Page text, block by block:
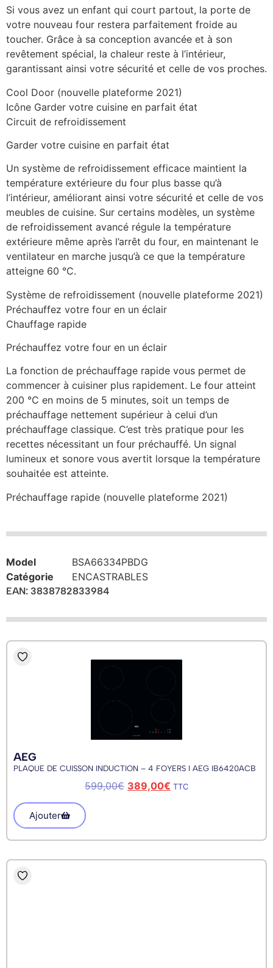
Si vous avez un enfant qui court partout, la porte de
votre nouveau four restera parfaitement froide au
toucher. Grâce à sa conception avancée et à son
revêtement spécial, la chaleur reste à l’intérieur,
garantissant ainsi votre sécurité et celle de vos proches.
Cool Door (nouvelle plateforme 2021)
Icône Garder votre cuisine en parfait état
Circuit de refroidissement
Garder votre cuisine en parfait état
Un système de refroidissement efficace maintient la
température extérieure du four plus basse qu’à
l’intérieur, améliorant ainsi votre sécurité et celle de vos
meubles de cuisine. Sur certains modèles, un système
de refroidissement avancé régule la température
extérieure même après l’arrêt du four, en maintenant le
ventilateur en marche jusqu’à ce que la température
atteigne 60 °C.
Système de refroidissement (nouvelle plateforme 2021)
Préchauffez votre four en un éclair
Chauffage rapide
Préchauffez votre four en un éclair
La fonction de préchauffage rapide vous permet de
commencer à cuisiner plus rapidement. Le four atteint
200 °C en moins de 5 minutes, soit un temps de
préchauffage nettement supérieur à celui d’un
préchauffage classique. C’est très pratique pour les
recettes nécessitant un four préchauffé. Un signal
lumineux et sonore vous avertit lorsque la température
souhaitée est atteinte.
Préchauffage rapide (nouvelle plateforme 2021)
Model
BSA66334PBDG
Catégorie
ENCASTRABLES
EAN: 3838782833984
AEG
PLAQUE DE CUISSON INDUCTION – 4 FOYERS I AEG IB6420ACB
599,00€ 389,00€ TTC
Ajouter